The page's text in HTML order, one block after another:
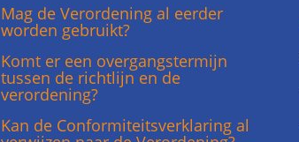
Mag de Verordening al eerder
worden gebruikt?
Komt er een overgangstermijn
tussen de richtlijn en de
verordening?
Kan de Conformiteitsverklaring al